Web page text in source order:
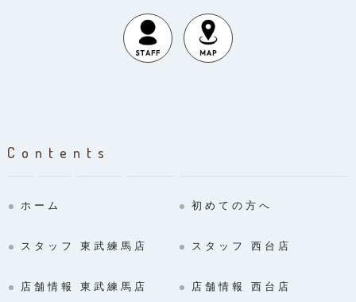
Contents
ホーム 初めての方へ
スタッフ 東武練馬店 スタッフ 西台店
店舗情報 東武練馬店 店舗情報 西台店